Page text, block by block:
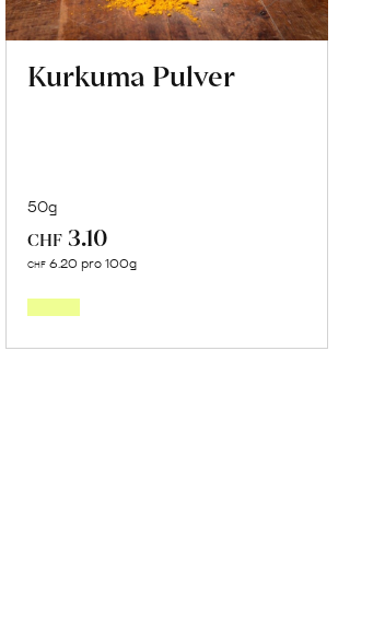
Kurkuma Pulver
50g
CHF 3.10
CHF 6.20 pro 100g